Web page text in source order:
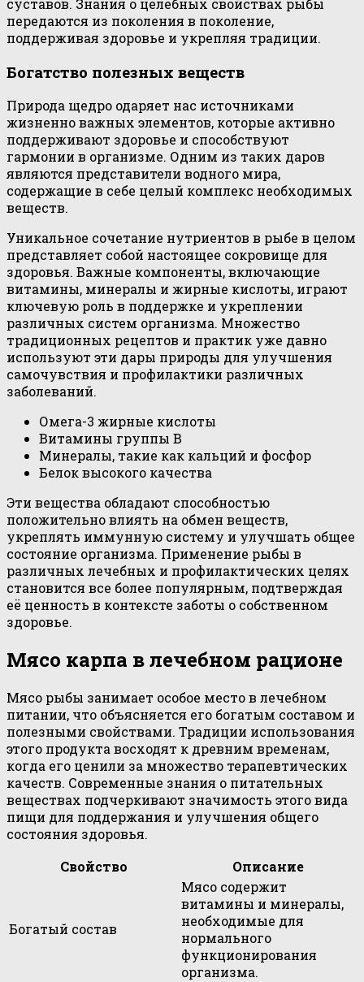
суставов. Знания о целебных свойствах рыбы
передаются из поколения в поколение,
поддерживая здоровье и укрепляя традиции.
Богатство полезных веществ
Природа щедро одаряет нас источниками
жизненно важных элементов, которые активно
поддерживают здоровье и способствуют
гармонии в организме. Одним из таких даров
являются представители водного мира,
содержащие в себе целый комплекс необходимых
веществ.
Уникальное сочетание нутриентов в рыбе в целом
представляет собой настоящее сокровище для
здоровья. Важные компоненты, включающие
витамины, минералы и жирные кислоты, играют
ключевую роль в поддержке и укреплении
различных систем организма. Множество
традиционных рецептов и практик уже давно
используют эти дары природы для улучшения
самочувствия и профилактики различных
заболеваний.
Омега-3 жирные кислоты
Витамины группы B
Минералы, такие как кальций и фосфор
Белок высокого качества
Эти вещества обладают способностью
положительно влиять на обмен веществ,
укреплять иммунную систему и улучшать общее
состояние организма. Применение рыбы в
различных лечебных и профилактических целях
становится все более популярным, подтверждая
её ценность в контексте заботы о собственном
здоровье.
Мясо карпа в лечебном рационе
Мясо рыбы занимает особое место в лечебном
питании, что объясняется его богатым составом и
полезными свойствами. Традиции использования
этого продукта восходят к древним временам,
когда его ценили за множество терапевтических
качеств. Современные знания о питательных
веществах подчеркивают значимость этого вида
пищи для поддержания и улучшения общего
состояния здоровья.
Свойство
Описание
Богатый состав
Мясо содержит
витамины и минералы,
необходимые для
нормального
функционирования
организма.